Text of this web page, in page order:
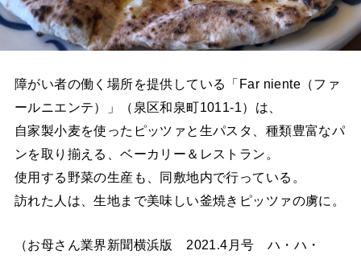
障がい者の働く場所を提供している「Far niente（ファ
ールニエンテ）」（泉区和泉町1011-1）は、
自家製小麦を使ったピッツァと生パスタ、種類豊富なパ
ンを取り揃える、ベーカリー＆レストラン。
使用する野菜の生産も、同敷地内で行っている。
訪れた人は、生地まで美味しい釜焼きピッツァの虜に。
（お母さん業界新聞横浜版 2021.4月号 ハ・ハ・